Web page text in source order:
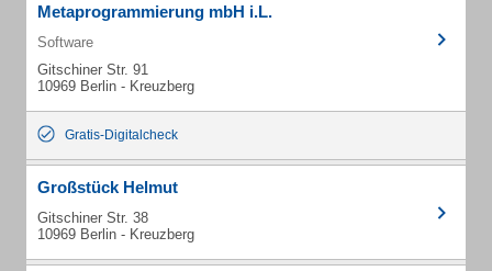
Metaprogrammierung mbH i.L.
Software
Gitschiner Str. 91
10969 Berlin - Kreuzberg
Gratis-Digitalcheck
Großstück Helmut
Gitschiner Str. 38
10969 Berlin - Kreuzberg